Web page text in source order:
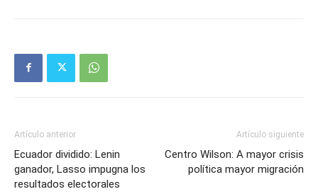
Artículo anterior
Ecuador dividido: Lenin
ganador, Lasso impugna los
resultados electorales
Artículo siguiente
Centro Wilson: A mayor crisis
política mayor migración